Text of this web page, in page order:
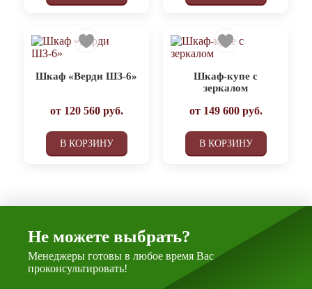
Шкаф «Верди ШЗ-6»
от 120 560руб.
В КОРЗИНУ
Шкаф-купе с
зеркалом
от 149 600руб.
В КОРЗИНУ
Не можете выбрать?
Менеджеры готовы в любое время Вас
проконсультировать!